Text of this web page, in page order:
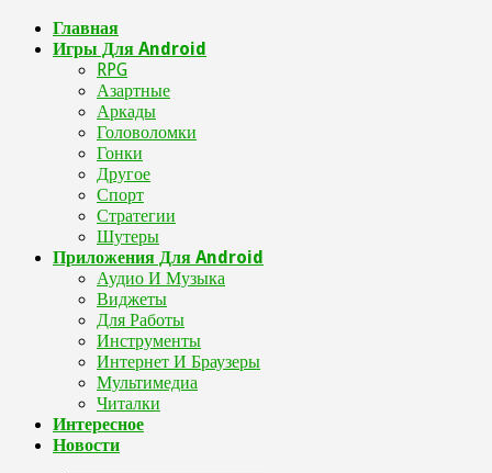
Главная
Игры Для Android
RPG
Азартные
Аркады
Головоломки
Гонки
Другое
Спорт
Стратегии
Шутеры
Приложения Для Android
Аудио И Музыка
Виджеты
Для Работы
Инструменты
Интернет И Браузеры
Мультимедиа
Читалки
Интересное
Новости